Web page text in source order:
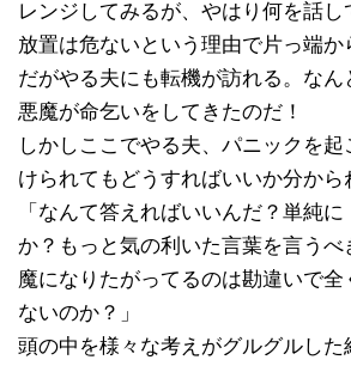
レンジしてみるが、やはり何を話
放置は危ないという理由で片っ端か
だがやる夫にも転機が訪れる。なん
悪魔が命乞いをしてきたのだ！
しかしここでやる夫、パニックを
けられてもどうすればいいか分から
「なんて答えればいいんだ？単純
か？もっと気の利いた言葉を言うべ
魔になりたがってるのは勘違いで全
ないのか？」
頭の中を様々な考えがグルグルした